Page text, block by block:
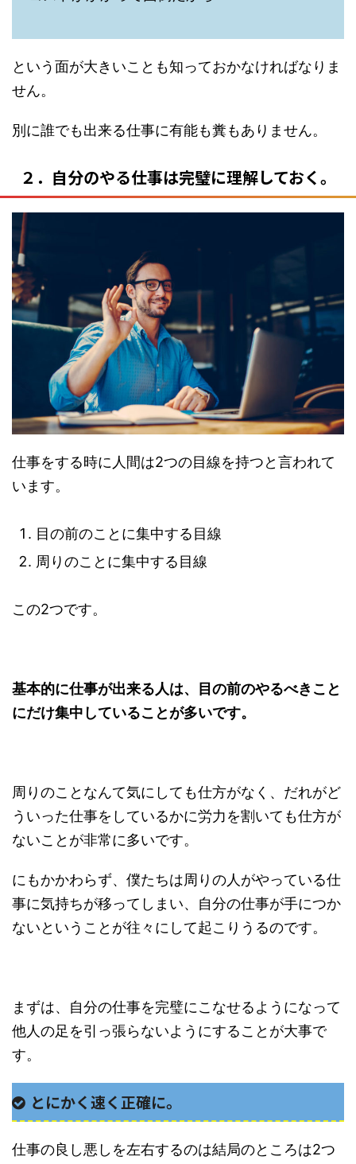
という面が大きいことも知っておかなければなりま
せん。
別に誰でも出来る仕事に有能も糞もありません。
２．自分のやる仕事は完璧に理解しておく。
仕事をする時に人間は2つの目線を持つと言われて
います。
目の前のことに集中する目線
周りのことに集中する目線
この2つです。
基本的に仕事が出来る人は、目の前のやるべきこと
にだけ集中していることが多いです。
周りのことなんて気にしても仕方がなく、だれがど
ういった仕事をしているかに労力を割いても仕方が
ないことが非常に多いです。
にもかかわらず、僕たちは周りの人がやっている仕
事に気持ちが移ってしまい、自分の仕事が手につか
ないということが往々にして起こりうるのです。
まずは、自分の仕事を完璧にこなせるようになって
他人の足を引っ張らないようにすることが大事で
す。
とにかく速く正確に。
仕事の良し悪しを左右するのは結局のところは2つ